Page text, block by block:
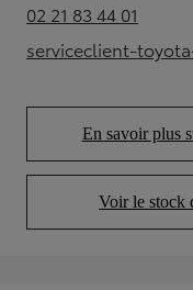
02 21 83 44 01
(Opens in
serviceclient-
En savoir plus
Voir le stock